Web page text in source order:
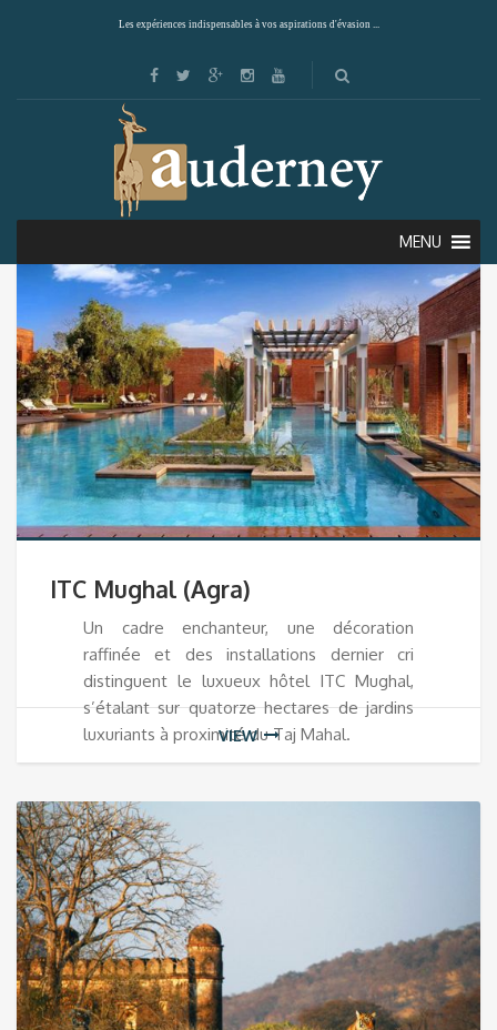
Les expériences indispensables à vos aspirations d'évasion ...
MENU
Showing all 4 results
Default sorting
ITC Mughal (Agra)
Un cadre enchanteur, une décoration
raffinée et des installations dernier cri
distinguent le luxueux hôtel ITC Mughal,
s’étalant sur quatorze hectares de jardins
luxuriants à proximité du Taj Mahal.
VIEW